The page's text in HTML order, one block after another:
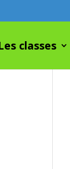
classes